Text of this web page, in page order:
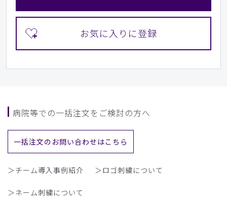
病院等での一括注文をご検討の方へ
一括注文のお問い合わせはこちら
＞チーム導入事例紹介 ＞ロゴ刺繍について
＞ネーム刺繍について